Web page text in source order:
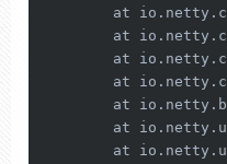
at
at
at
at
at
at
at